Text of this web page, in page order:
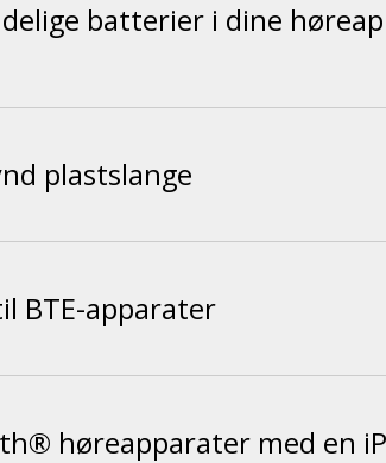
batterier i dine
plastslange
BTE-apparater
høreapparater med en